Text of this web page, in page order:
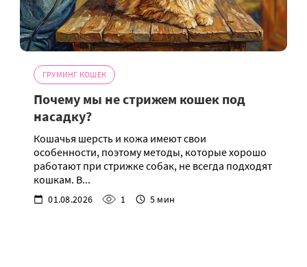
ГРУМИНГ КОШЕК
Почему мы не стрижем кошек под
насадку?
Кошачья шерсть и кожа имеют свои
особенности, поэтому методы, которые хорошо
работают при стрижке собак, не всегда подходят
кошкам. В...
01.08.2026 1 5 мин